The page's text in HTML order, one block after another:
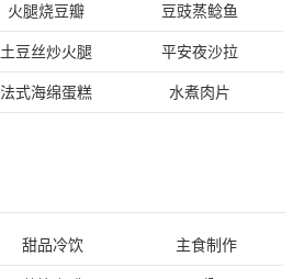
火腿烧豆瓣 豆豉蒸鲶鱼
土豆丝炒火腿 平安夜沙拉
法式海绵蛋糕 水煮肉片
甜品冷饮 主食制作